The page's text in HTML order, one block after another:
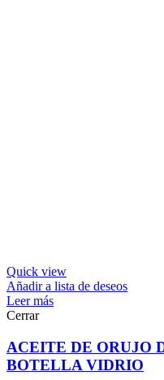
Quick view
Añadir a lista de deseos
Leer más
Cerrar
ACEITE DE ORUJO
BOTELLA VIDRIO